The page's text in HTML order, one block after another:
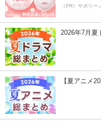
（PR）サボリー
2026年7月夏
【夏アニメ